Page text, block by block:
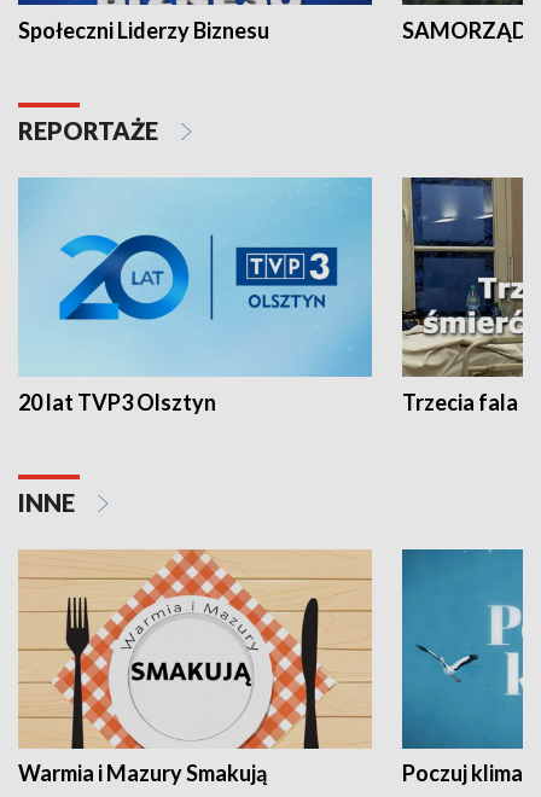
Społeczni Liderzy Biznesu SAMORZĄD
REPORTAŻE
20 lat TVP3 Olsztyn Trzecia fala -
INNE
Warmia i Mazury Smakują Poczuj klimat